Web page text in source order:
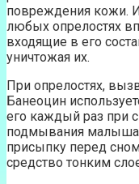
повреждения кожи.
любых опрелостях
входящие в его
уничтожая их.
При опрелостях,
Банеоцин
его каждый раз при
подмывания
присыпку перед
средство тонким